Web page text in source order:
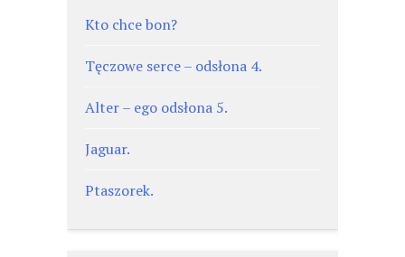
Kto chce bon?
Tęczowe serce – odsłona 4.
Alter – ego odsłona 5.
Jaguar.
Ptaszorek.